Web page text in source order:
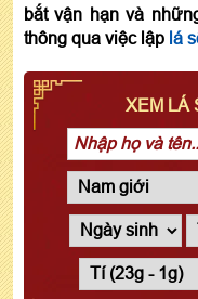
bắt vận hạn và
thông qua việc lập lá
XEM LÁ